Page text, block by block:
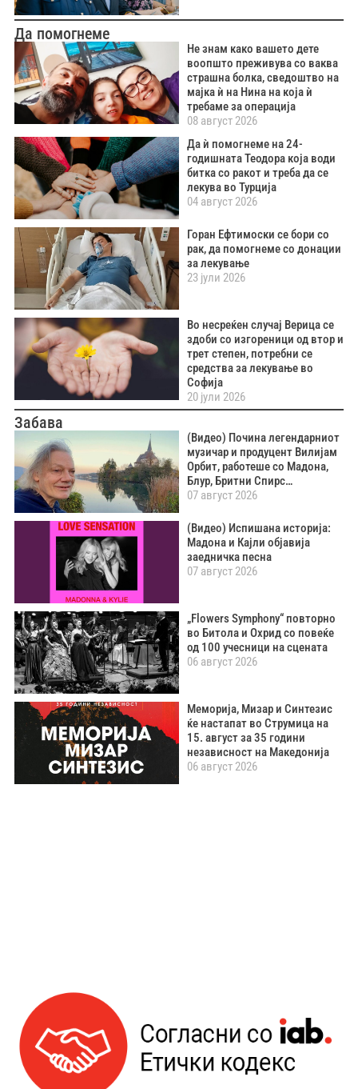
Да помогнеме
Не знам како вашето дете
воопшто преживува со ваква
страшна болка, сведоштво на
мајка ѝ на Нина на која ѝ
требаме за операција
08 август 2026
Да ѝ помогнеме на 24-
годишната Теодора која води
битка со ракот и треба да се
лекува во Турција
04 август 2026
Горан Ефтимоски се бори со
рак, да помогнеме со донации
за лекување
23 јули 2026
Во несреќен случај Верица се
здоби со изгореници од втор и
трет степен, потребни се
средства за лекување во
Софија
20 јули 2026
Забава
(Видео) Почина легендарниот
музичар и продуцент Вилијам
Орбит, работеше со Мадона,
Блур, Бритни Спирс…
07 август 2026
(Видео) Испишана историја:
Мадона и Кајли објавија
заедничка песна
07 август 2026
„Flowers Symphony“ повторно
во Битола и Охрид со повеќе
од 100 учесници на сцената
06 август 2026
Меморија, Мизар и Синтезис
ќе настапат во Струмица на
15. август за 35 години
независност на Македонија
06 август 2026